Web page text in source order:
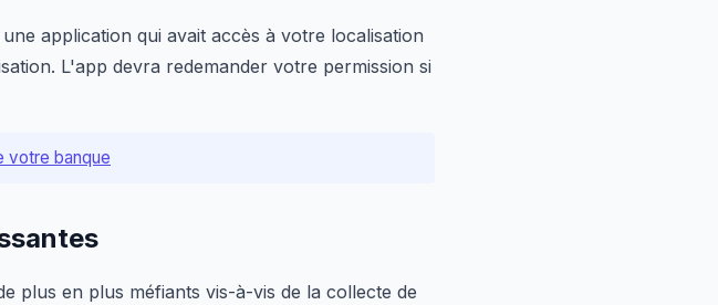
application qui avait accès à votre localisation
L'app devra redemander votre permission si
votre banque
plus en plus méfiants vis-à-vis de la collecte de